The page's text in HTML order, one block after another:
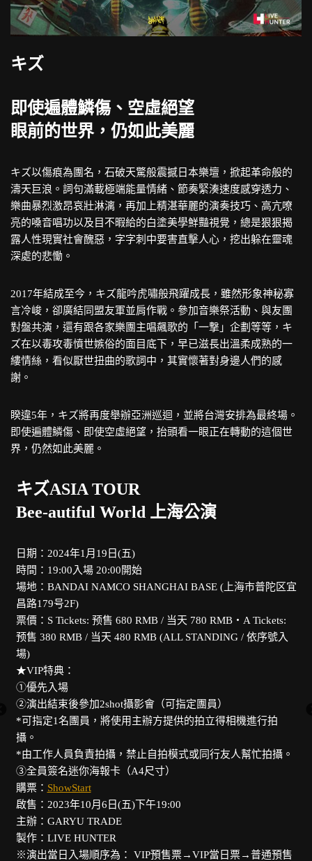
キズ
即使遍體鱗傷、空虛絕望
眼前的世界，仍如此美麗
キズ以傷痕為團名，石破天驚般震撼日本樂壇，掀起革命般的
濤天巨浪。詞句滿載極端能量情緒、節奏緊湊速度感穿透力、
樂曲暴烈激昂哀壯淋漓，再加上精湛華麗的演奏技巧、高亢嘹
亮的嗓音唱功以及目不暇給的白塗美學鮮豔視覺，總是狠狠揭
露人性現實社會醜惡，字字刺中要害直擊人心，挖出躲在靈魂
深處的悲慟。
2017年結成至今，キズ龍吟虎嘯般飛躍成長，雖然形象神秘寡
言冷峻，卻廣結同盟友軍並肩作戰。參加音樂祭活動、與友團
對盤共演，還有跟各家樂團主唱飆歌的「一撃」企劃等等，キ
ズ在以毒攻毒憤世嫉俗的面目底下，早已滋長出溫柔成熟的一
縷情絲，看似厭世扭曲的歌詞中，其實懷著對身邊人們的感
謝。
睽違5年，キズ將再度舉辦亞洲巡迴，並將台灣安排為最終場。
即使遍體鱗傷、即使空虛絕望，抬頭看一眼正在轉動的這個世
界，仍然如此美麗。
キズASIA TOUR
Bee-autiful World 上海公演
日期：2024年1月19日(五)
時間：19:00入場 20:00開始
場地：BANDAI NAMCO SHANGHAI BASE (上海市普陀区宜
昌路179号2F)
票價：S Tickets: 预售 680 RMB / 当天 780 RMB・A Tickets:
预售 380 RMB / 当天 480 RMB (ALL STANDING / 依序號入
場)
★VIP特典：
①優先入場
②演出結束後參加2shot攝影會（可指定團員）
*可指定1名團員，將使用主辦方提供的拍立得相機進行拍
攝。
*由工作人員負責拍攝，禁止自拍模式或同行友人幫忙拍攝。
③全員簽名迷你海報卡（A4尺寸）
購票： ShowStart
啟售：2023年10月6日(五)下午19:00
主辦：GARYU TRADE
製作：LIVE HUNTER
※演出當日入場順序為： VIP預售票→VIP當日票→普通預售